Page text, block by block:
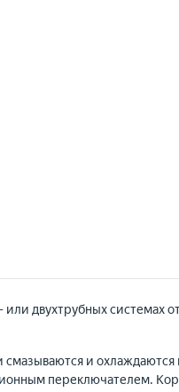
двухтрубных системах
смазываются и
переключателем.